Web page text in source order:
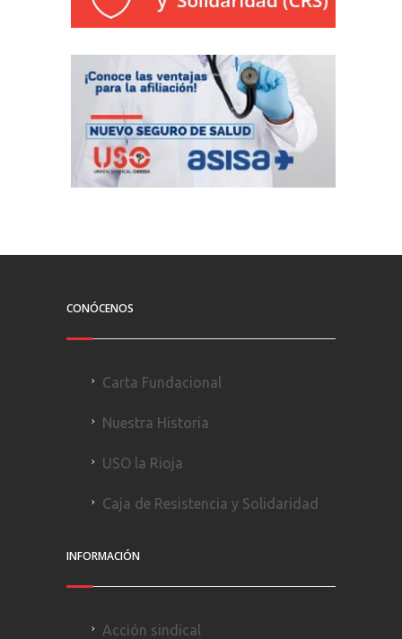
CONÓCENOS
Carta Fundacional
Nuestra Historia
USO la Rioja
Caja de Resistencia y Solidaridad
INFORMACIÓN
Acción sindical